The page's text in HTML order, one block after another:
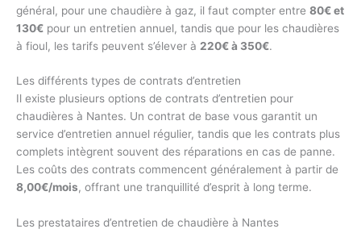
général, pour une chaudière à gaz, il faut compter entre 80€ et
130€ pour un entretien annuel, tandis que pour les chaudières
à fioul, les tarifs peuvent s’élever à 220€ à 350€.
Les différents types de contrats d’entretien
Il existe plusieurs options de contrats d’entretien pour
chaudières à Nantes. Un contrat de base vous garantit un
service d’entretien annuel régulier, tandis que les contrats plus
complets intègrent souvent des réparations en cas de panne.
Les coûts des contrats commencent généralement à partir de
8,00€/mois, offrant une tranquillité d’esprit à long terme.
Les prestataires d’entretien de chaudière à Nantes